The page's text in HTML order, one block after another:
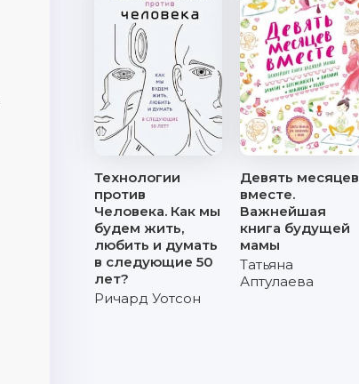
Технологии
против
Человека. Как мы
будем жить,
любить и думать
в следующие 50
лет?
Ричард Уотсон
Девять месяцев
вместе.
Важнейшая
книга будущей
мамы
Татьяна
Аптулаева